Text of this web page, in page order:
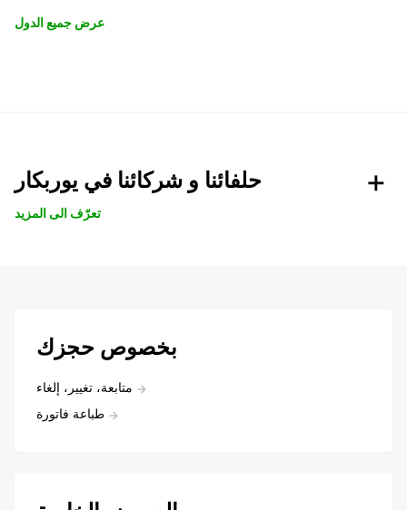
عرض جميع الدول
حلفائنا و شركائنا في يوربكار
تعرّف الى المزيد
بخصوص حجزك
متابعة، تغيير، إلغاء
طباعة فاتورة